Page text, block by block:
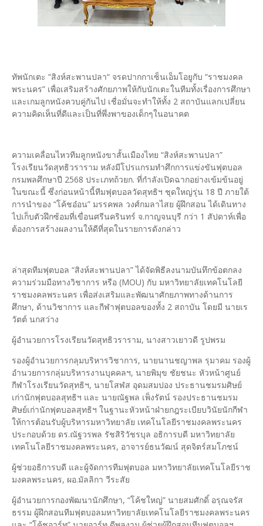
ทัพนักเตะ “สิงห์สะพานปลา“ จรดปากกาเซ็นเอ็มโอยูกับ “ราชมงคล
พระนคร” เพื่อเสริมสร้างศักยภาพให้กับนักเตะในทีมทั้งเรื่องการศึกษา
และเกมลูกหนังควบคู่กันไป เชื่อมั่นจะทำให้ทั้ง 2 สถาบันแลกเปลี่ยน
ความคิดเห็นที่ดีและเป็นที่พึ่งพาของเด็กๆในอนาคต
ความเคลื่อนไหวทีมลูกหนังขาสั้นเมืองไทย “สิงห์สะพานปลา”
โรงเรียนวัดสุทธิวราราม หลังมีโปรแกรมทำศึกการแข่งขันฟุตบอล
กรมพลศึกษาปี 2568 ประเภทถ้วยก. ที่กำลังเปิดฉากอย่างเข้มข้นอยู่
ในขณะนี้ ซึ่งก่อนหน้านี้ทีมฟุตบอลวัดสุทธิฯ ชุดใหญ่รุ่น 18 ปี ภายใต้
การนำของ “โค้ชอ๋อน” มรรคพล วงศ์กมลาไสย ผู้ฝึกสอน ได้เดินทาง
ไปเก็บตัวฝึกซ้อมที่เขื่อนศรีนครินทร์ จ.กาญจนบุรี กว่า 1 สัปดาห์เพื่อ
ต้องการสร้างผลงานให้ดีที่สุดในรายการดังกล่าว
ล่าสุดทีมฟุตบอล “สิงห์สะพานปลา” ได้จัดพิธีลงนามบันทึกข้อตกลง
ความร่วมมือทางวิชาการ หรือ (MOU) กับ มหาวิทยาลัยเทคโนโลยี
ราชมงคลพระนคร เพื่อส่งเสริมและพัฒนาศักยภาพทางด้านการ
ศึกษา, ด้านวิชาการ และกีฬาฟุตบอลของทั้ง 2 สถาบัน โดยมี นายเร
วัตต์ นกสว่าง
ผู้อำนวยการโรงเรียนวัดสุทธิวราราม, นางสาวเยาวดี รูปพรม
รองผู้อำนวยการกลุมบริหารวิชาการ, นายนานชญาพล รุมาคม รองผู้
อำนวยการกลุ่มบริหารงานบุคคลฯ, นายพิมุข ชัยชนะ หัวหน้าศูนย์
กีฬาโรงเรียนวัดสุทธิฯ, นายโสฬส อุดมสมปอง ประธานชมรมศิษย์
เก่านักฟุตบอลสุทธิฯ และ นายณัฐพล เพ็งรัตน์ รองประธานชมรม
ศิษย์เก่านักฟุตบอลสุทธิฯ ในฐานะหัวหน้าฝ่ายกฎระเบียบวินัยนักกีฬา
ให้การต้อนรับผู้บริหารมหาวิทยาลัย เทคโนโลยีราชมงคลพระนคร
ประกอบด้วย ดร.ณัฐวรพล รัชสิริวัชรบุล อธิการบดี มหาวิทยาลัย
เทคโนโลยีราชมงคลพระนคร, อาจารย์ธนวัฒน์ สุดจิตร์สมโภชน์
ผู้ช่วยอธิการบดี และผู้จัดการทีมฟุตบอล มหาวิทยาลัยเทคโนโลยีราช
มงคลพระนคร, ผอ.มัลลิกา วีระสัย
ผู้อำนวยการกองพัฒนานักศึกษา, “โค้ชใหญ่” นายสมศักดิ์ อรุณจรัส
ธรรม ผู้ฝึกสอนทีมฟุตบอลมหาวิทยาลัยเทคโนโลยีราชมงคลพระนคร